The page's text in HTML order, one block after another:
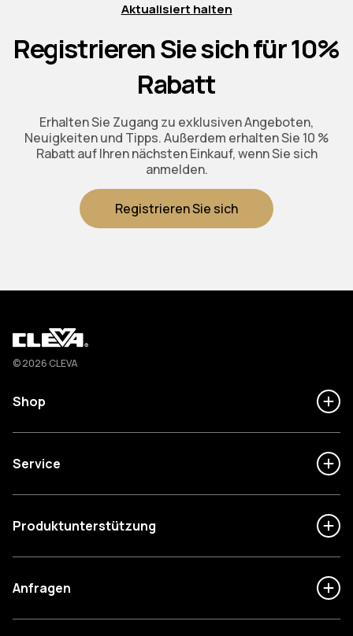
Aktualisiert halten
Registrieren Sie sich für 10%
Rabatt
Erhalten Sie Zugang zu exklusiven Angeboten,
Neuigkeiten und Tipps. Außerdem erhalten Sie 10 %
Rabatt auf Ihren nächsten Einkauf, wenn Sie sich
anmelden.
Registrieren Sie sich
Cleva
© 2026 CLEVA
Shop
Service
Produktunterstützung
Anfragen